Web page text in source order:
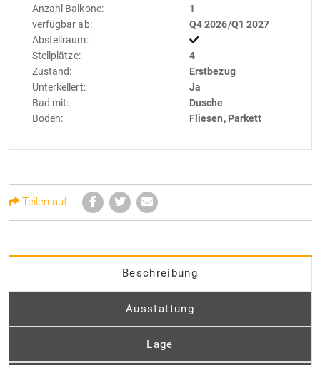
Anzahl Balkone:
1
verfügbar ab:
Q4 2026/Q1 2027
Abstellraum:
Stellplätze:
4
Zustand:
Erstbezug
Unterkellert:
Ja
Bad mit:
Dusche
Boden:
Fliesen, Parkett
Teilen auf:
Beschreibung
Ausstattung
Lage